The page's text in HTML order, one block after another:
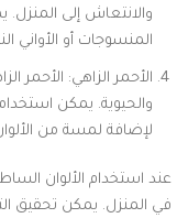
والانتعاش إلى
المنسوجات أو الأواني
الأحمر الزاهي:
والحيوية. يمكن
لإضافة لمسة من
عند استخدام الألوان
في المنزل. يمكن تحقيق